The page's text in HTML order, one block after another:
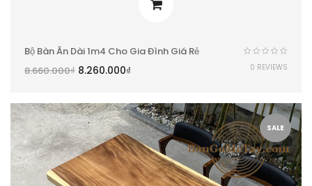
Bộ Bàn Ăn Dài 1m4 Cho Gia Đình Giá Rẻ
8.660.000₫ 8.260.000₫ 0 REVIEWS
SALE